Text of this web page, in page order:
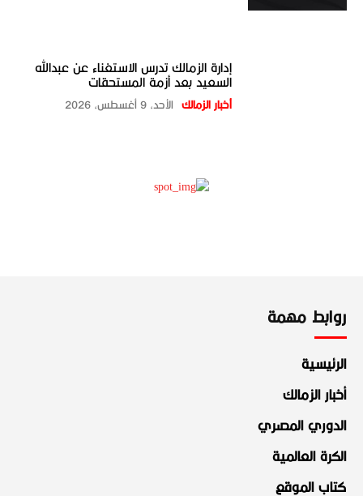
إدارة الزمالك تدرس الاستغناء عن عبدالله
السعيد بعد أزمة المستحقات
أخبار الزمالك الأحد، 9 أغسطس، 2026
روابط مهمة
الرئيسية
أخبار الزمالك
الدوري المصري
الكرة العالمية
كتاب الموقع